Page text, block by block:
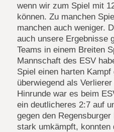
wenn wir zum Spiel mit
können. Zu manchen
manchen auch weniger.
auch unsere Ergebnisse
Teams in einem Breiten
Mannschaft des ESV
Spiel einen harten
überwiegend als
Hinrunde war es beim
ein deutlicheres 2:7 auf
gegen den
stark umkämpft, konnten